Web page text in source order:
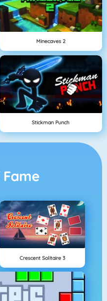
Minecaves 2
Stickman Punch
Fame
Crescent Solitaire 3